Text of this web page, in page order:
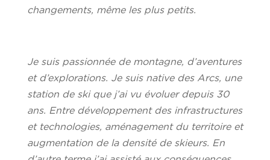
changements, même les plus petits.
Je suis passionnée de montagne, d’aventures
et d’explorations. Je suis native des Arcs, une
station de ski que j’ai vu évoluer depuis 30
ans. Entre développement des infrastructures
et technologies, aménagement du territoire et
augmentation de la densité de skieurs. En